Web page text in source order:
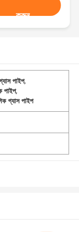
করুন
পাইপ,
পাইপ,
গ্যাস পাইপ